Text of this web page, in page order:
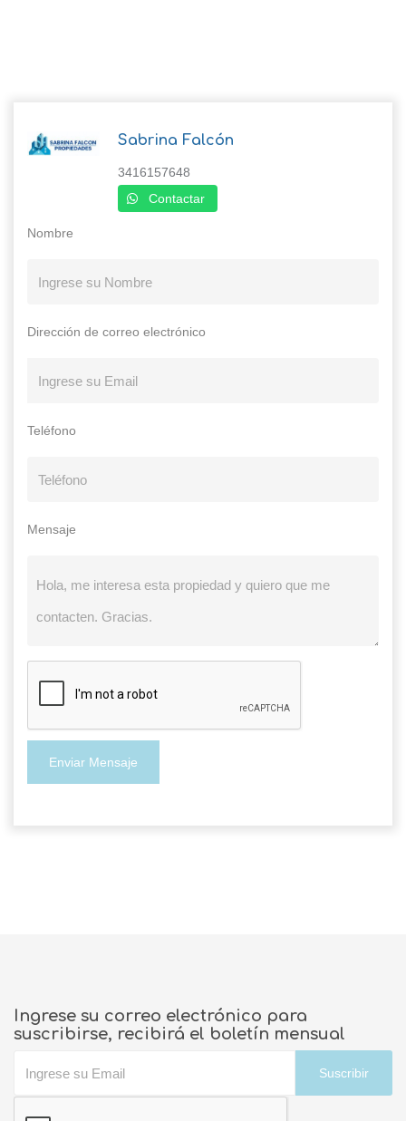
Sabrina Falcón
3416157648
Contactar
Nombre
Dirección de correo electrónico
Teléfono
Mensaje
Enviar Mensaje
Ingrese su correo electrónico para
suscribirse, recibirá el boletín mensual
Suscribir